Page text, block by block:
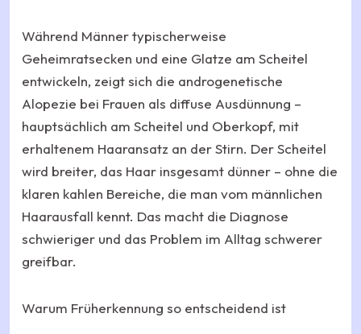
Während Männer typischerweise
Geheimratsecken und eine Glatze am Scheitel
entwickeln, zeigt sich die androgenetische
Alopezie bei Frauen als diffuse Ausdünnung –
hauptsächlich am Scheitel und Oberkopf, mit
erhaltenem Haaransatz an der Stirn. Der Scheitel
wird breiter, das Haar insgesamt dünner – ohne die
klaren kahlen Bereiche, die man vom männlichen
Haarausfall kennt. Das macht die Diagnose
schwieriger und das Problem im Alltag schwerer
greifbar.
Warum Früherkennung so entscheidend ist